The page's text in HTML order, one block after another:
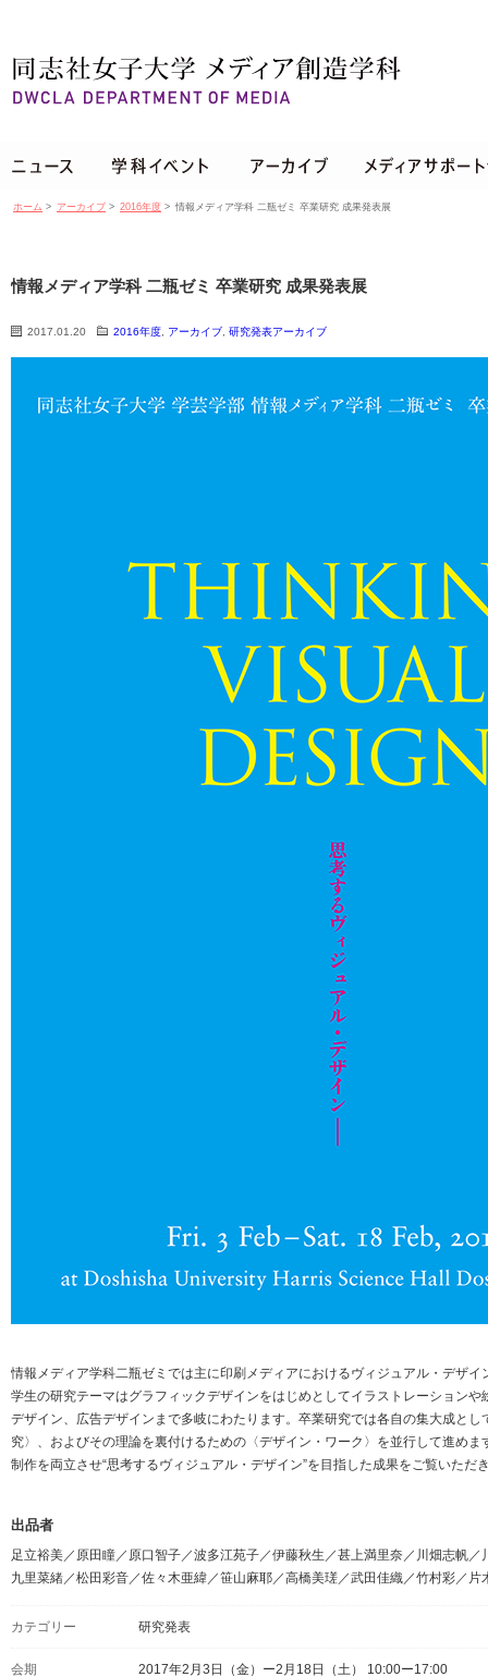
ホーム > アーカイブ > 2016年度 > 情報メディア学科 二瓶ゼミ 卒業研究 成果発表展
情報メディア学科 二瓶ゼミ 卒業研究 成果発表展
2017.01.20 2016年度 アーカイブ 研究発表アーカイブ
情報メディア学科二瓶ゼミでは主に印刷メディアにおけるヴィジュアル・デザイ
学生の研究テーマはグラフィックデザインをはじめとしてイラストレーションや
デザイン、広告デザインまで多岐にわたります。卒業研究では各自の集大成とし
究〉、およびその理論を裏付けるための〈デザイン・ワーク〉を並行して進めま
制作を両立させ“思考するヴィジュアル・デザイン”を目指した成果をご覧いただ
出品者
足立裕美／原田瞳／原口智子／波多江苑子／伊藤秋生／甚上満里奈／川畑志帆／
九里菜緒／松田彩音／佐々木亜緯／笹山麻耶／高橋美瑳／武田佳織／竹村彩／片
カテゴリー 研究発表
会期
2017年2月3日（金）ー2月18日（土） 10:00ー17:00